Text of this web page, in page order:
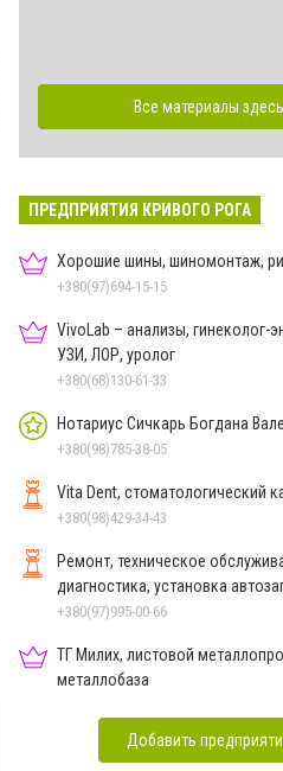
Все материалы здесь
ПРЕДПРИЯТИЯ КРИВОГО РОГА
Хорошие шины, шиномонтаж,
+380(97)694-15-15
VivoLab – анализы, гинеколог-
УЗИ, ЛОР, уролог
+380(68)130-61-33
Нотариус Сичкарь Богдана
+380(98)785-38-05
Vita Dent, стоматологический
+380(98)429-34-43
Ремонт, техническое
диагностика, установка
китайских и азиатских авто
+380(97)995-00-66
ТГ Милих, листовой
металлобаза
Добавить